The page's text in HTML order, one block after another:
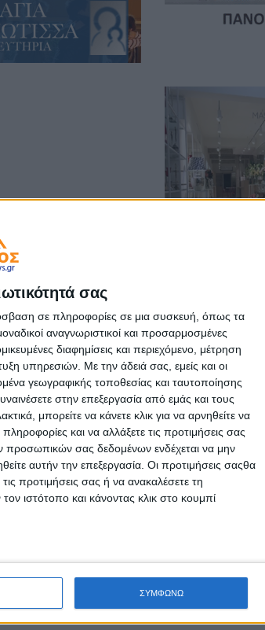
σας
σε πληροφορίες σε μια συσκευή, όπως τα
αναγνωριστικοί και προσαρμοσμένες
διαφημίσεις και περιεχόμενο, μέτρηση
υπηρεσιών. Με την άδειά σας, εμείς και οι
γεωγραφικής τοποθεσίας και ταυτοποίησης
στην επεξεργασία από εμάς και τους
μπορείτε να κάνετε κλικ για να αρνηθείτε να
και να αλλάξετε τις προτιμήσεις σας
προσωπικών σας δεδομένων ενδέχεται να μην
αυτήν την επεξεργασία. Οι προτιμήσεις σαςθα
προτιμήσεις σας ή να ανακαλέσετε τη
ιστότοπο και κάνοντας κλικ στο κουμπί
ΣΥΜΦΩΝΩ
3 περιστατικά έχουν
και